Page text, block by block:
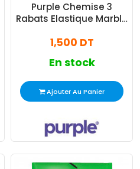
Purple Chemise 3
Rabats Elastique Marble
1,500 DT
En stock
Ajouter Au Panier